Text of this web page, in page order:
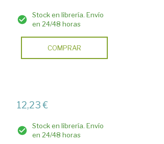
Stock en librería. Envío
en 24/48 horas
COMPRAR
12,23 €
Stock en librería. Envío
en 24/48 horas